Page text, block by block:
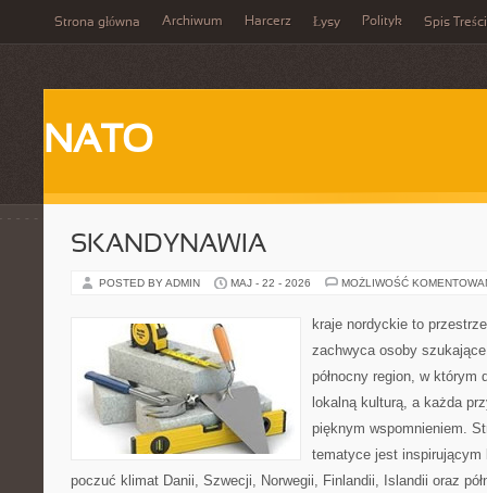
Strona główna Archiwum Harcerz Łysy Polityk Spis Treści
NATO
SKANDYNAWIA
POSTED BY ADMIN MAJ - 22 - 2026 MOŻLIWOŚĆ
kraje nordyckie to
zachwyca osoby
północny region, w
lokalną kulturą, a każda
pięknym wspomnieniem.
tematyce jest inspirującym
poczuć klimat Danii, Szwecji, Norwegii, Finlandii, Islandii oraz